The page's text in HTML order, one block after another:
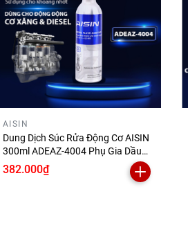
AISIN
Dung Dịch Súc Rửa Động Cơ AISIN
300ml ADEAZ-4004 Phụ Gia Dầu
Nhớt Làm Sạch Cặn Bùn Trước Khi
Thay Nhớt Xe Ô Tô
382.000₫